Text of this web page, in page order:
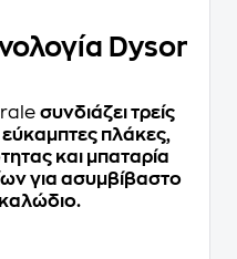
Dyson
συνδιάζει τρείς
εύκαμπτες πλάκες,
και μπαταρία
για ασυμβίβαστο